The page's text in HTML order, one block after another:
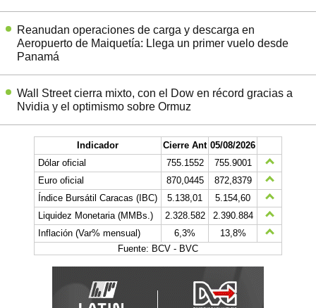
Reanudan operaciones de carga y descarga en
Aeropuerto de Maiquetía: Llega un primer vuelo desde
Panamá
Wall Street cierra mixto, con el Dow en récord gracias a
Nvidia y el optimismo sobre Ormuz
Indicador Cierre Ant 05/08/2026
Dólar oficial
755.1552
755.9001
Euro oficial
870,0445
872,8379
Índice Bursátil Caracas (IBC)
5.138,01
5.154,60
Liquidez Monetaria (MMBs.)
2.328.582
2.390.884
Inflación (Var% mensual)
6,3%
13,8%
Fuente: BCV - BVC